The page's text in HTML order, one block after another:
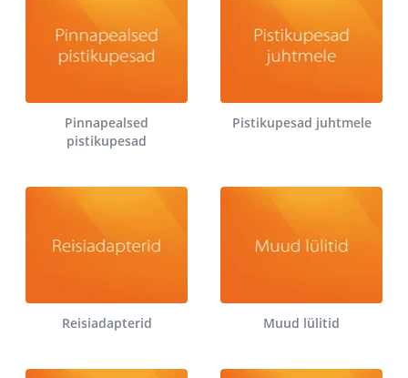
Pinnapealsed
pistikupesad
Pistikupesad juhtmele
Reisiadapterid Muud lülitid